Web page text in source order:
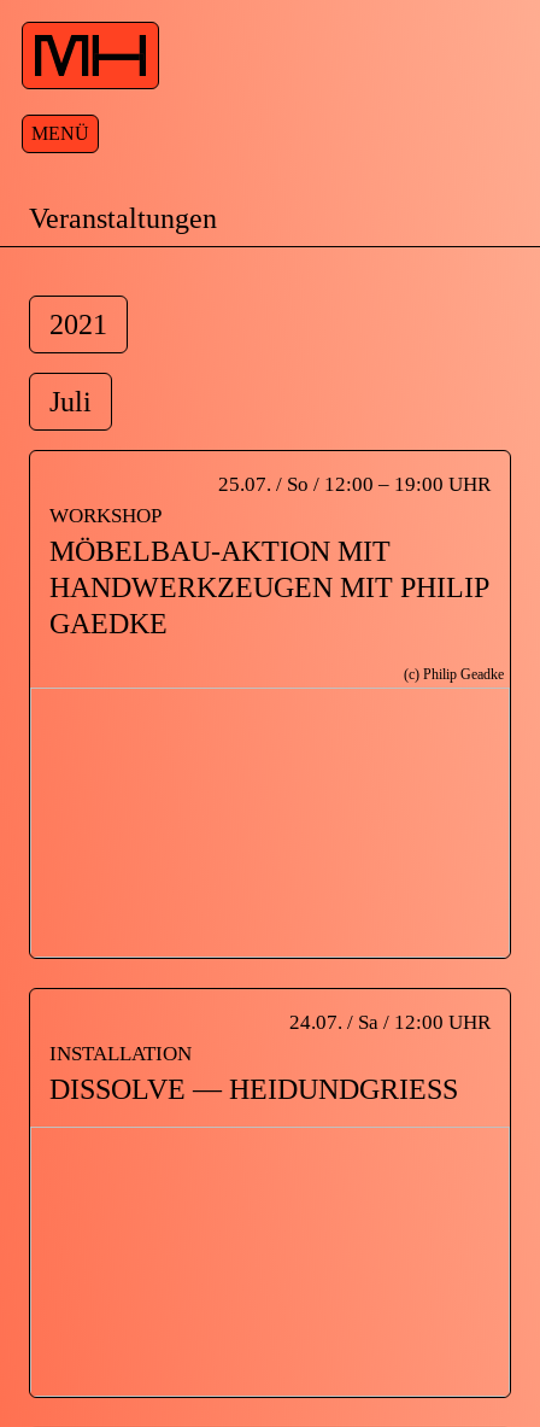
MENÜ
Veranstaltungen
2021
Juli
25.07. / So / 12:00 – 19:00 UHR
WORKSHOP
MÖBELBAU-AKTION MIT
HANDWERKZEUGEN MIT PHILIP
GAEDKE
(c) Philip Geadke
24.07. / Sa / 12:00 UHR
INSTALLATION
DISSOLVE — HEIDUNDGRIESS